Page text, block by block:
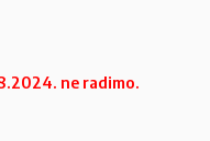
ne radimo.